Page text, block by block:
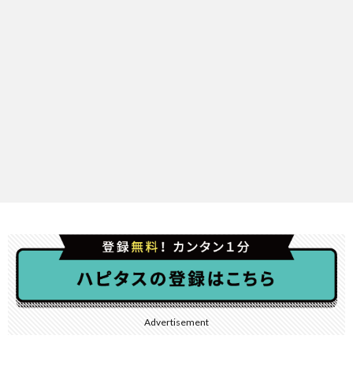
Advertisement